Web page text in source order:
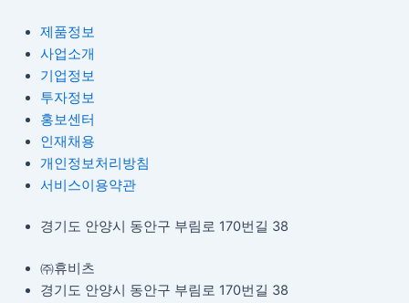
제품정보
사업소개
기업정보
투자정보
홍보센터
인재채용
개인정보처리방침
서비스이용약관
경기도 안양시 동안구 부림로 170번길 38
㈜휴비츠
경기도 안양시 동안구 부림로 170번길 38